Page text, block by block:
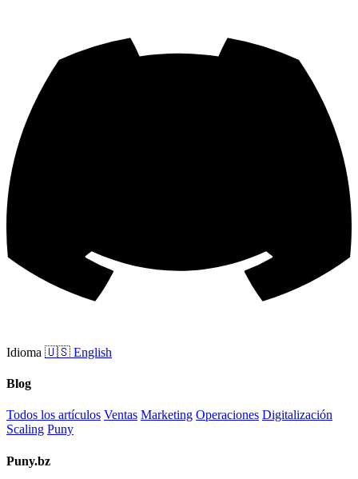
Idioma 🇺🇸 English
Blog
Todos los artículos Ventas Marketing Operaciones Digitalización
Scaling Puny
Puny.bz